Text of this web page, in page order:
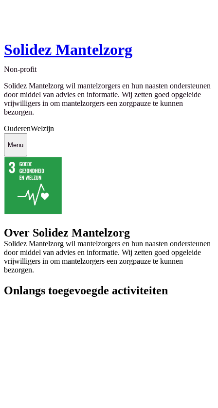
Solidez Mantelzorg
Non-profit
Solidez Mantelzorg wil mantelzorgers en hun naasten ondersteunen
door middel van advies en informatie. Wij zetten goed opgeleide
vrijwilligers in om mantelzorgers een zorgpauze te kunnen
bezorgen.
OuderenWelzijn
Menu
Over Solidez Mantelzorg
Solidez Mantelzorg wil mantelzorgers en hun naasten ondersteunen
door middel van advies en informatie. Wij zetten goed opgeleide
vrijwilligers in om mantelzorgers een zorgpauze te kunnen
bezorgen.
Onlangs toegevoegde activiteiten